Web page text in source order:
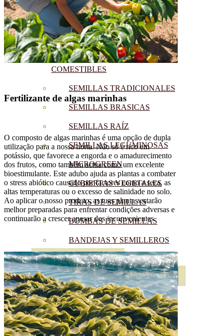
SEMILLAS AROMÁTICAS
SEMILLAS FLORES
SEMILLAS FLORES
COMESTIBLES
SEMILLAS TRADICIONALES
SEMILLAS BRASICAS
SEMILLAS RAÍZ
SEMILLAS LEGUMINOSAS
MICROGREEN
CUBIERTAS VEGETALES
TIRAS DE SEMILLAS
BOMBAS DE SEMILLAS
BANDEJAS Y SEMILLEROS
PROFESIONALES
ABONOS POR CULTIVO
VER TODOS
TOMATES
HUERTO
Fertilizante de algas marinhas
O composto de algas marinhas é uma opção de dupla
utilização para a nossa horta. Não só é rico em
potássio, que favorece a engorda e o amadurecimento
dos frutos, como também actua como um excelente
bioestimulante. Este adubo ajuda as plantas a combater
o stress abiótico causado por factores como a seca, as
altas temperaturas ou o excesso de salinidade no solo.
Ao aplicar o nosso produto, as tuas plantas estarão
melhor preparadas para enfrentar condições adversas e
continuarão a crescer apesar dos inconvenientes.